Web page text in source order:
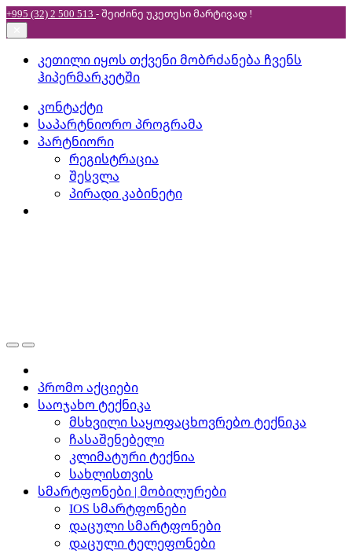
+995 (32) 2 500 513 - შეიძინე უკეთესიმარტივად !
Skip
Skip კეთილი იყოს თქვენი მობრძანება ჩვენს
ჰიპერმარკეტში
კონტაქტი
საპარტნიორო პროგრამა
პარტნიორი
რეგისტრაცია
შესვლა
პირადი კაბინეტი
პრომო აქციები
საოჯახო ტექნიკა
მსხვილი საყოფაცხოვრებო ტექნიკა
ჩასაშენებელი
კლიმატური ტექნია
სახლისთვის
სმარტფონები | მობილურები
IOS სმარტფონები
დაცული სმარტფონები
დაცული ტელეფონები